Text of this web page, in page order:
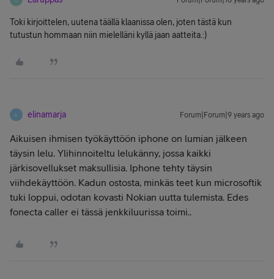
Toki kirjoittelen, uutena täällä klaanissa olen, joten tästä kun
tutustun hommaan niin mielelläni kyllä jaan aatteita.:)
E elinamarja Forum|Forum|9 years ago
Aikuisen ihmisen työkäyttöön iphone on lumian jälkeen
täysin lelu. Ylihinnoiteltu lelukänny, jossa kaikki
järkisovellukset maksullisia. Iphone tehty täysin
viihdekäyttöön. Kadun ostosta, minkäs teet kun microsoftik
tuki loppui, odotan kovasti Nokian uutta tulemista. Edes
fonecta caller ei tässä jenkkiluurissa toimi..